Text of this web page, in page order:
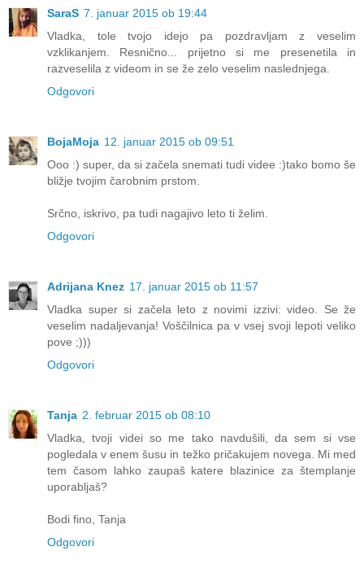
SaraS 7. januar 2015 ob 19:44
Vladka, tole tvojo idejo pa pozdravljam z veselim
vzklikanjem. Resnično... prijetno si me presenetila in
razveselila z videom in se že zelo veselim naslednjega.
Odgovori
BojaMoja 12. januar 2015 ob 09:51
Ooo :) super, da si začela snemati tudi videe :)tako bomo še
bližje tvojim čarobnim prstom.
Srčno, iskrivo, pa tudi nagajivo leto ti želim.
Odgovori
Adrijana Knez 17. januar 2015 ob 11:57
Vladka super si začela leto z novimi izzivi: video. Se že
veselim nadaljevanja! Voščilnica pa v vsej svoji lepoti veliko
pove ;)))
Odgovori
Tanja 2. februar 2015 ob 08:10
Vladka, tvoji videi so me tako navdušili, da sem si vse
pogledala v enem šusu in težko pričakujem novega. Mi med
tem časom lahko zaupaš katere blazinice za štemplanje
uporabljaš?
Bodi fino, Tanja
Odgovori